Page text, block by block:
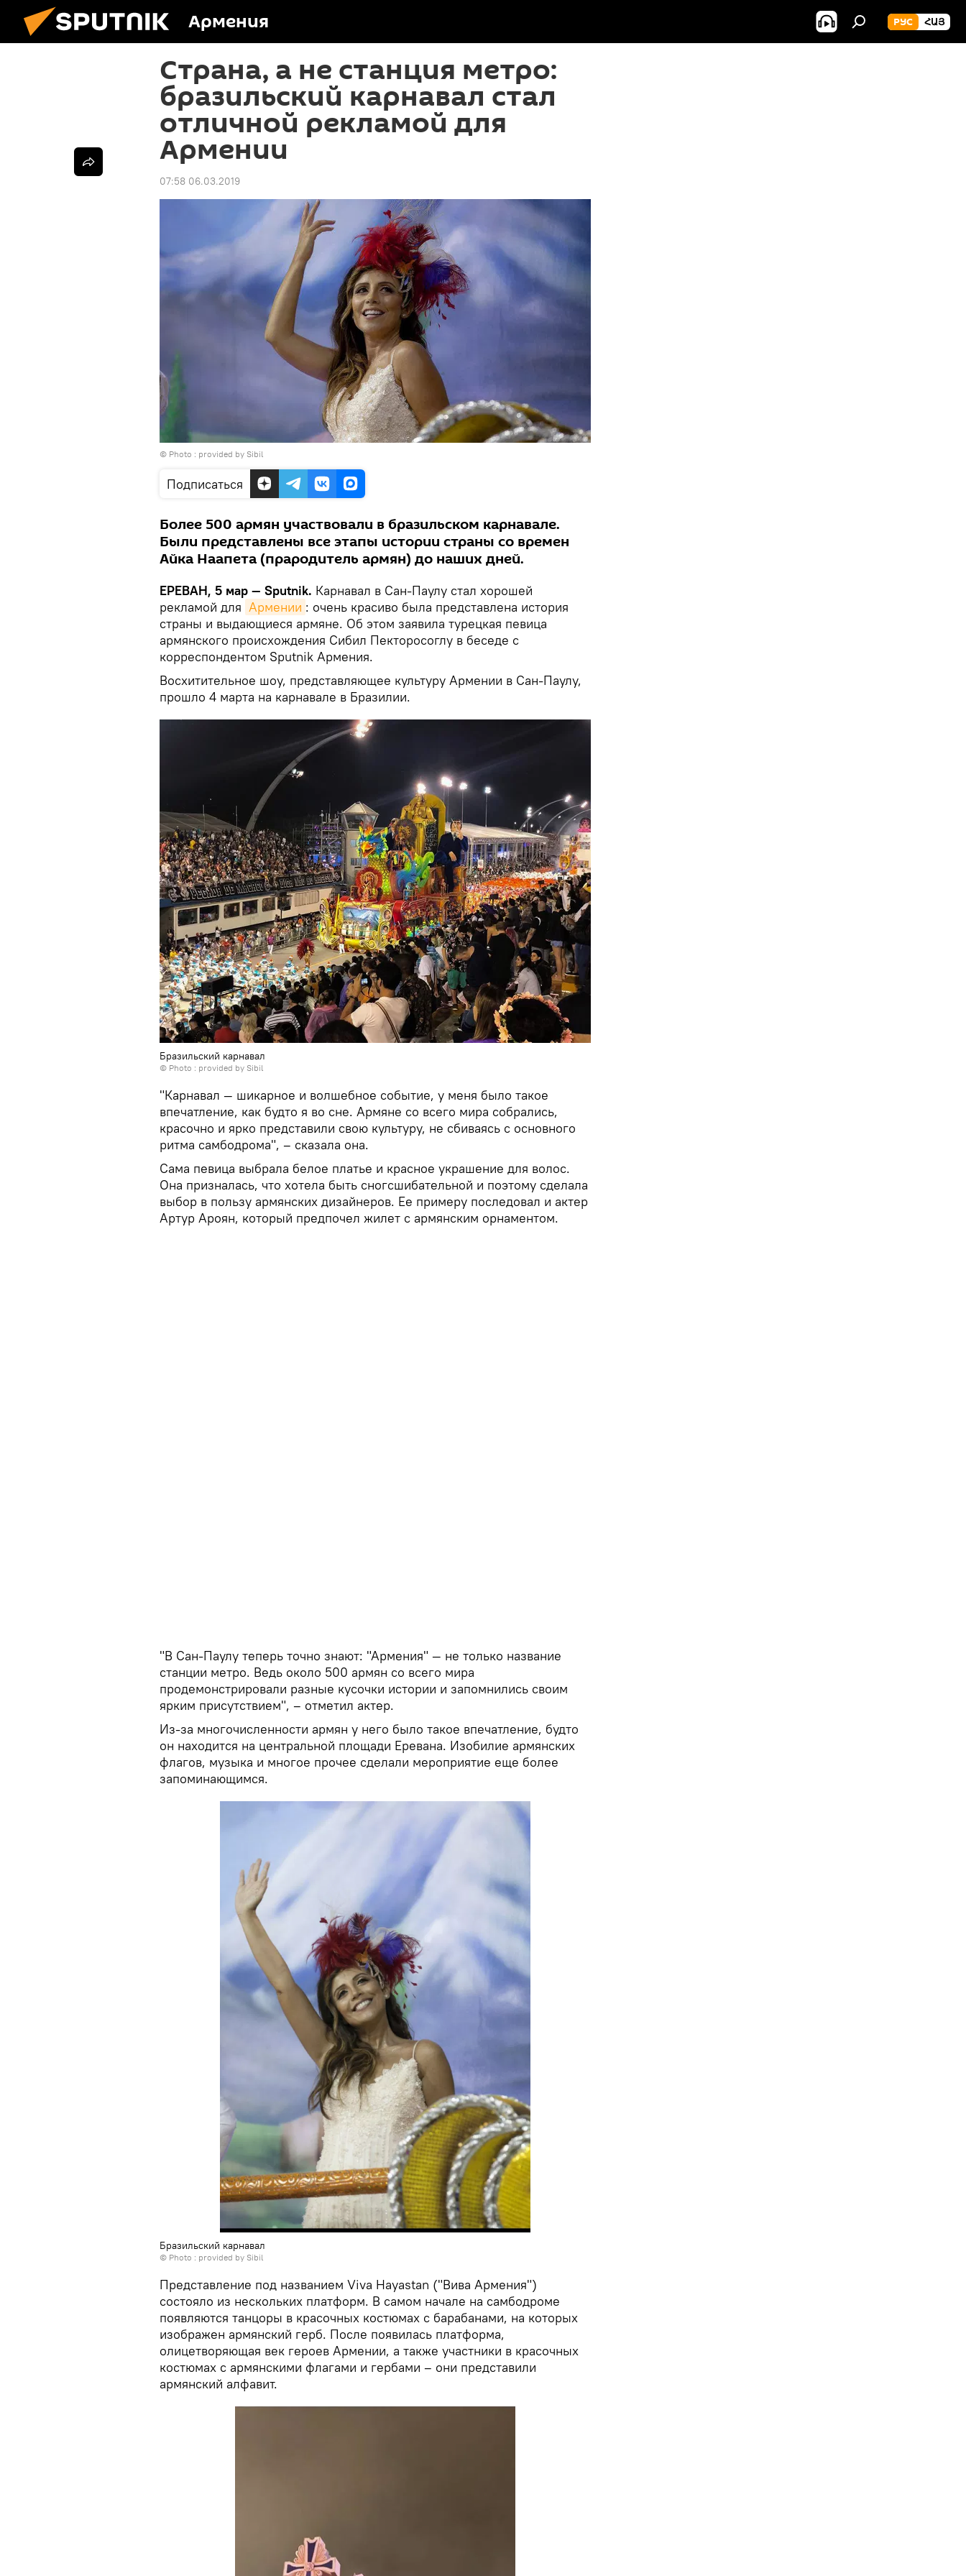
Армения РУС ՀԱՅ
Страна, а не станция метро:
бразильский карнавал стал
отличной рекламой для
Армении
07:58 06.03.2019
© Photo : provided by Sibil
Подписаться
Более 500 армян участвовали в бразильском карнавале.
Были представлены все этапы истории страны со времен
Айка Наапета (прародитель армян) до наших дней.
ЕРЕВАН, 5 мар — Sputnik. Карнавал в Сан-Паулу стал хорошей
рекламой для Армении : очень красиво была представлена история
страны и выдающиеся армяне. Об этом заявила турецкая певица
армянского происхождения Сибил Пекторосоглу в беседе с
корреспондентом Sputnik Армения.
Восхитительное шоу, представляющее культуру Армении в Сан-Паулу,
прошло 4 марта на карнавале в Бразилии.
Бразильский карнавал
© Photo : provided by Sibil
"Карнавал — шикарное и волшебное событие, у меня было такое
впечатление, как будто я во сне. Армяне со всего мира собрались,
красочно и ярко представили свою культуру, не сбиваясь с основного
ритма самбодрома", – сказала она.
Сама певица выбрала белое платье и красное украшение для волос.
Она призналась, что хотела быть сногсшибательной и поэтому сделала
выбор в пользу армянских дизайнеров. Ее примеру последовал и актер
Артур Ароян, который предпочел жилет с армянским орнаментом.
"В Сан-Паулу теперь точно знают: "Армения" — не только название
станции метро. Ведь около 500 армян со всего мира
продемонстрировали разные кусочки истории и запомнились своим
ярким присутствием", – отметил актер.
Из-за многочисленности армян у него было такое впечатление, будто
он находится на центральной площади Еревана. Изобилие армянских
флагов, музыка и многое прочее сделали мероприятие еще более
запоминающимся.
Бразильский карнавал
© Photo : provided by Sibil
Представление под названием Viva Hayastan ("Вива Армения")
состояло из нескольких платформ. В самом начале на самбодроме
появляются танцоры в красочных костюмах с барабанами, на которых
изображен армянский герб. После появилась платформа,
олицетворяющая век героев Армении, а также участники в красочных
костюмах с армянскими флагами и гербами – они представили
армянский алфавит.